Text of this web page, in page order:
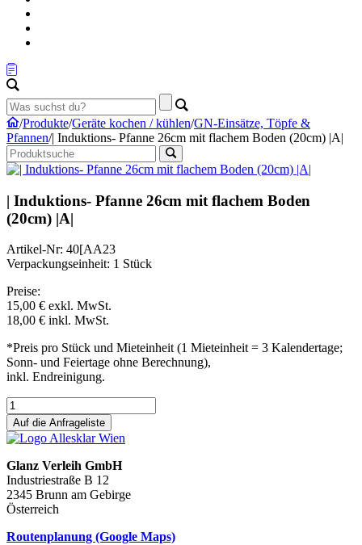
/Produkte/Geräte kochen / kühlen/GN-Einsätze, Töpfe &
Pfannen/| Induktions- Pfanne 26cm mit flachem Boden (20cm) |A|
| Induktions- Pfanne 26cm mit flachem Boden
(20cm) |A|
Artikel-Nr: 40[AA23
Verpackungseinheit: 1 Stück
Preise:
15,00 € exkl. MwSt.
18,00 € inkl. MwSt.
*Preis pro Stück und Mieteinheit (1 Mieteinheit = 3 Kalendertage;
Sonn- und Feiertage ohne Berechnung),
inkl. Endreinigung.
Auf die Anfrageliste
Glanz Verleih GmbH
Industriestraße B 12
2345 Brunn am Gebirge
Österreich
Routenplanung (Google Maps)